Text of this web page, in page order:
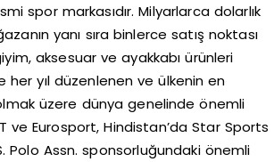
spor markasıdır. Milyarlarca dolarlık
yanı sıra binlerce satış noktası
aksesuar ve ayakkabı ürünleri
her yıl düzenlenen ve ülkenin en
üzere dünya genelinde önemli
ve Eurosport, Hindistan’da Star Sports
Polo Assn. sponsorluğundaki önemli